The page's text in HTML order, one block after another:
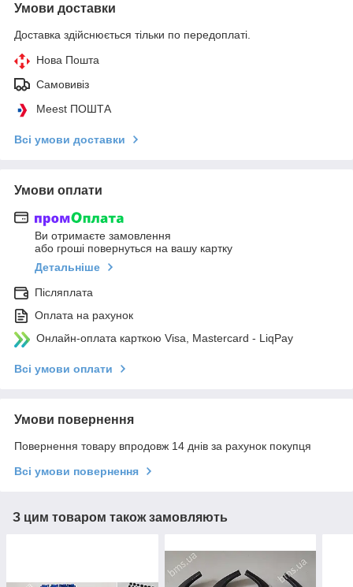
Умови доставки
Доставка здійснюється тільки по передоплаті.
Нова Пошта
Самовивіз
Meest ПОШТА
Всі умови доставки
Умови оплати
Ви отримаєте замовлення
або гроші повернуться на вашу картку
Детальніше
Післяплата
Оплата на рахунок
Онлайн-оплата карткою Visa, Mastercard - LiqPay
Всі умови оплати
Умови повернення
Повернення товару впродовж 14 днів за рахунок покупця
Всі умови повернення
З цим товаром також замовляють